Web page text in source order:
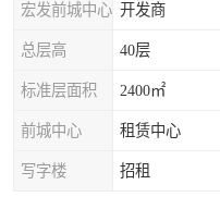
宏发前城中心 开发商
总层高 40层
标准层面积 2400㎡
前城中心 租赁中心
写字楼 招租
光明区
龙华观澜